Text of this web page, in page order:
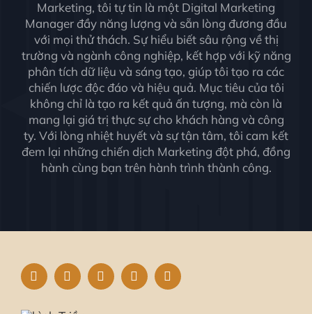
Marketing, tôi tự tin là một Digital Marketing
Manager đầy năng lượng và sẵn lòng đương đầu
với mọi thử thách. Sự hiểu biết sâu rộng về thị
trường và ngành công nghiệp, kết hợp với kỹ năng
phân tích dữ liệu và sáng tạo, giúp tôi tạo ra các
chiến lược độc đáo và hiệu quả. Mục tiêu của tôi
không chỉ là tạo ra kết quả ấn tượng, mà còn là
mang lại giá trị thực sự cho khách hàng và công
ty. Với lòng nhiệt huyết và sự tận tâm, tôi cam kết
đem lại những chiến dịch Marketing đột phá, đồng
hành cùng bạn trên hành trình thành công.